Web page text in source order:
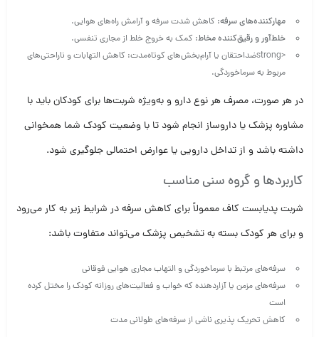
مهارکننده‌های سرفه: کاهش شدت سرفه و آرامش راه‌های هوایی.
خلط‌آور و رقیق‌کننده مخاط: کمک به خروج خلط از مجاری تنفسی.
<strongضد‌احتقان یا آرام‌بخش‌های کوتاه‌مدت: کاهش التهابات و ناراحتی‌های
مربوط به سرماخوردگی.
در هر صورت، مصرف هر نوع دارو و به‌ویژه شربت‌ها برای کودکان باید با
مشاوره پزشک یا داروساز انجام شود تا با وضعیت کودک شما همخوانی
داشته باشد و از تداخل دارویی یا عوارض احتمالی جلوگیری شود.
کاربردها و گروه سنی مناسب
شربت پدیابست کاف معمولاً برای کاهش سرفه در شرایط زیر به کار می‌رود
و برای هر کودک بسته به تشخیص پزشک می‌تواند متفاوت باشد:
سرفه‌های مرتبط با سرماخوردگی و التهاب مجاری هوایی فوقانی
سرفه‌های مزمن یا آزاردهنده که خواب و فعالیت‌های روزانه کودک را مختل کرده
است
کاهش تحریک پذیری ناشی از سرفه‌های طولانی مدت